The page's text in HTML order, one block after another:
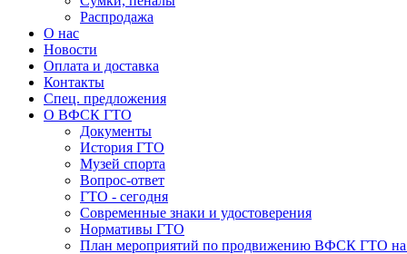
Распродажа
О нас
Новости
Оплата и доставка
Контакты
Спец. предложения
О ВФСК ГТО
Документы
История ГТО
Музей спорта
Вопрос-ответ
ГТО - сегодня
Современные знаки и удостоверения
Нормативы ГТО
План мероприятий по продвижению ВФСК ГТО на